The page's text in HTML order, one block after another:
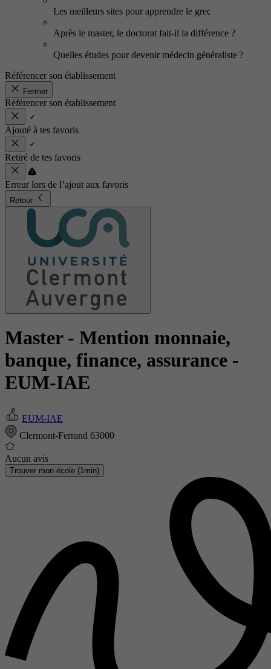
Les meilleurs sites pour apprendre le grec
Après le master, le doctorat fait-il la différence ?
Quelles études pour devenir médecin généraliste ?
Référencer son établissement
Fermer
Référencer son établissement
Ajouté à tes favoris
Retiré de tes favoris
Erreur lors de l’ajout aux favoris
Retour
Master - Mention monnaie,
banque, finance, assurance -
EUM-IAE
EUM-IAE
Clermont-Ferrand 63000
Aucun avis
Trouver mon école (1min)